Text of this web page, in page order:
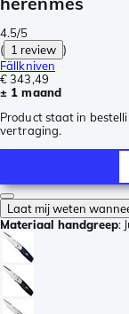
4.5/5
( 1 review )
Fällkniven
€ 343,49
± 1 maand
Product staat in
vertraging.
Laat mij weten
Materiaal handgreep: